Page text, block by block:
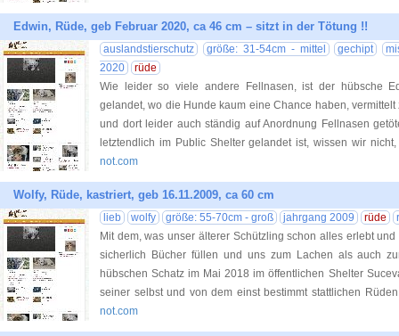
Edwin, Rüde, geb Februar 2020, ca 46 cm – sitzt in der Tötung !!
auslandstierschutz größe: 31-54cm - mittel gechipt
2020
rüde
Wie leider so viele andere Fellnasen, ist der hübsche
gelandet, wo die Hunde kaum eine Chance haben,
und dort leider auch ständig auf Anordnung Fellnasen
letztendlich im Public Shelter gelandet ist, wissen wir
not.com
Wolfy, Rüde, kastriert, geb 16.11.2009, ca 60 cm
lieb wolfy größe: 55-70cm - groß jahrgang 2009 rüde
Mit dem, was unser älterer Schützling schon alles erlebt
sicherlich Bücher füllen und uns zum Lachen als auch
hübschen Schatz im Mai 2018 im öffentlichen Shelter
seiner selbst und von dem einst bestimmt stattlichen
not.com